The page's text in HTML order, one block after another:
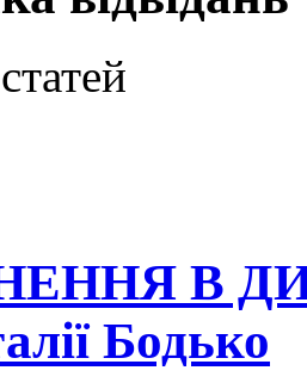
В
Бодько